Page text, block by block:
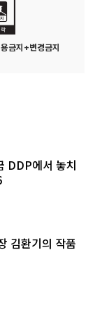
금지+변경금지
DDP에서 놓치
김환기의 작품